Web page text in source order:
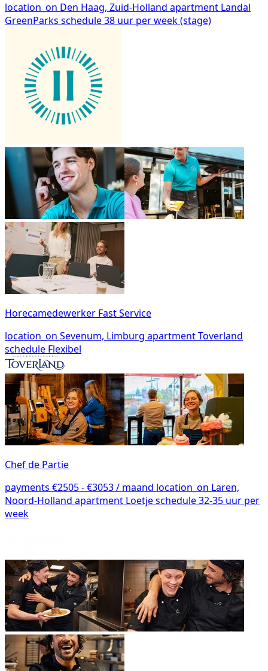
location_on Den Haag, Zuid-Holland apartment Landal
GreenParks schedule38 uur per week (stage)
Horecamedewerker Fast Service
location_on Sevenum, Limburg apartmentToverland
schedule Flexibel
Chef de Partie
payments €2505 - €3053 / maand location_on Laren,
Noord-Holland apartment Loetjeschedule32-35 uur per
week